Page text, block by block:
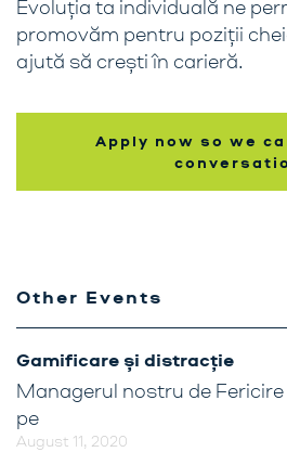
Training
Evoluția ta individuală ne
promovăm pentru poziții
ajută să crești în carieră.
Apply now so we
Other Events
Gamificare și distracție
August 11, 2020
Managerul nostru de
pe